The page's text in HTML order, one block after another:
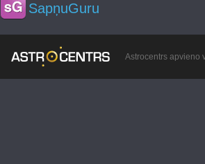
SapņuGuru
Astrocentrs apvieno